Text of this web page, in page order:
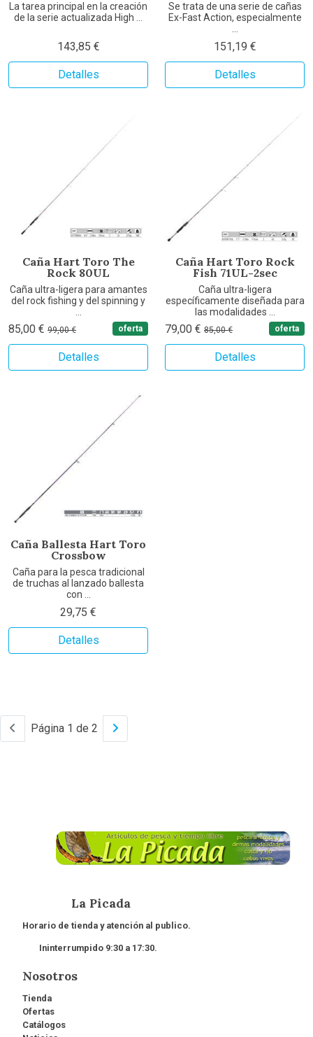
La tarea principal en la creación
de la serie actualizada High ...
143,85 €
Detalles
Se trata de una serie de cañas
Ex-Fast Action, especialmente
...
151,19 €
Detalles
Caña Hart Toro The
Rock 80UL
Caña ultra-ligera para amantes
del rock fishing y del spinning y
85,00 € 99,00 € oferta
Detalles
Caña Hart Toro Rock
Fish 71UL-2sec
Caña ultra-ligera
específicamente diseñada para
las modalidades ...
79,00 € 85,00 € oferta
Detalles
Caña Ballesta Hart Toro
Crossbow
Caña para la pesca tradicional
de truchas al lanzado ballesta
con ...
29,75 €
Detalles
Página 1 de 2
La Picada
Horario de tienda y atención al publico.
Ininterrumpido 9:30 a 17:30.
Nosotros
Tienda
Ofertas
Catálogos